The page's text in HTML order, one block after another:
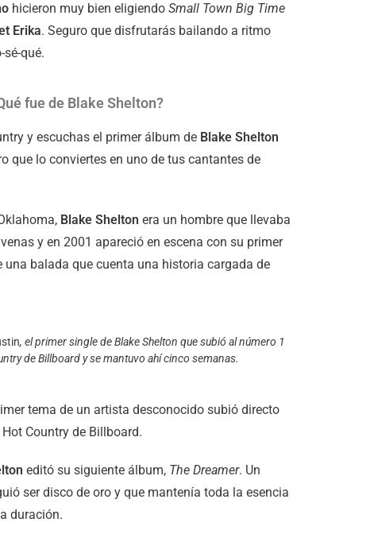
hicieron muy bien eligiendo Small Town Big Time
Erika. Seguro que disfrutarás bailando a ritmo
qué.
fue de Blake Shelton?
y escuchas el primer álbum de Blake Shelton
que lo conviertes en uno de tus cantantes de
Blake Shelton era un hombre que llevaba
y en 2001 apareció en escena con su primer
una balada que cuenta una historia cargada de
, el primer single de Blake Shelton que subió al número 1
de Billboard y se mantuvo ahí cinco semanas.
tema de un artista desconocido subió directo
Country de Billboard.
editó su siguiente álbum, The Dreamer. Un
ser disco de oro y que mantenía toda la esencia
duración.